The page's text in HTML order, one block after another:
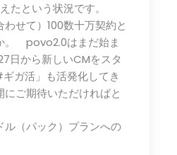
たという状況です。
わせて）100数十万契約と
。 povo2.0はまだ始ま
日から新しいCMをスタ
ガ活」も活発化してき
ご期待いただければと
ル（パック）プランへの